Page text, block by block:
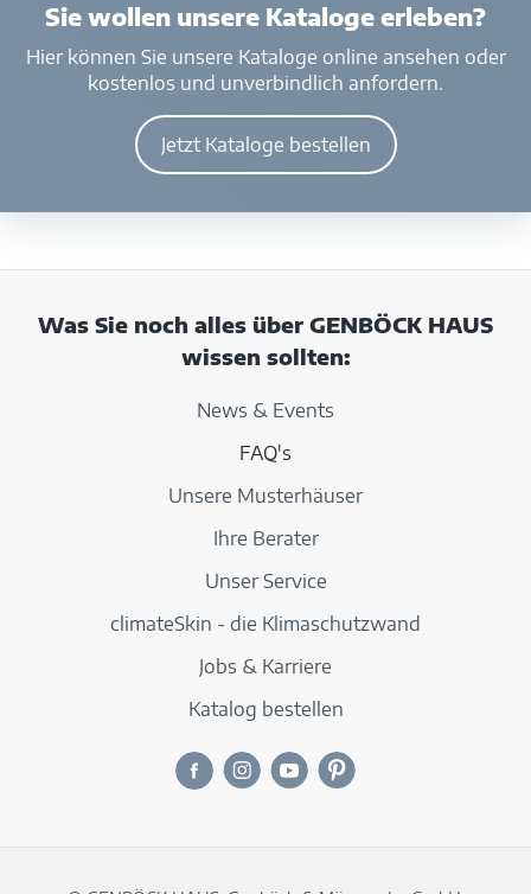
Sie wollen unsere Kataloge erleben?
Hier können Sie unsere Kataloge online ansehen oder
kostenlos und unverbindlich anfordern.
Jetzt Kataloge bestellen
Was Sie noch alles über GENBÖCK HAUS
wissen sollten:
News & Events
FAQ's
Unsere Musterhäuser
Ihre Berater
Unser Service
climateSkin - die Klimaschutzwand
Jobs & Karriere
Katalog bestellen